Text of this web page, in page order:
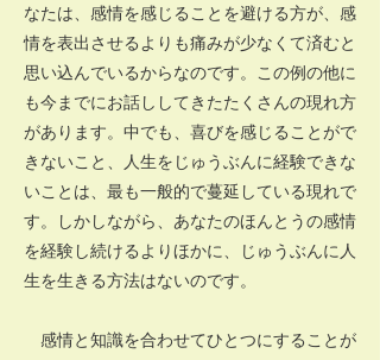
なたは、感情を感じることを避ける方が、感
情を表出させるよりも痛みが少なくて済むと
思い込んでいるからなのです。この例の他に
も今までにお話ししてきたたくさんの現れ方
があります。中でも、喜びを感じることがで
きないこと、人生をじゅうぶんに経験できな
いことは、最も一般的で蔓延している現れで
す。しかしながら、あなたのほんとうの感情
を経験し続けるよりほかに、じゅうぶんに人
生を生きる方法はないのです。
感情と知識を合わせてひとつにすることが